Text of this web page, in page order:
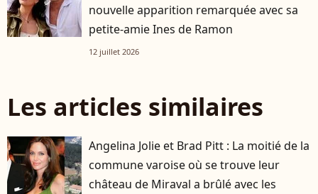
nouvelle apparition remarquée avec sa
petite-amie Ines de Ramon
12 juillet 2026
Les articles similaires
Angelina Jolie et Brad Pitt : La moitié de la
commune varoise où se trouve leur
château de Miraval a brûlé avec les